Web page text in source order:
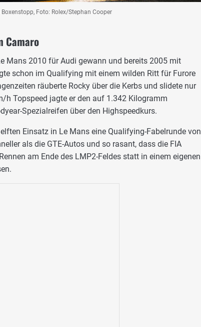
Foto: Rolex/Stephan Cooper
Camaro
Mans 2010 für Audi gewann und bereits 2005 mit
schon im Qualifying mit einem wilden Ritt für Furore
räuberte Rocky über die Kerbs und slidete nur
h Topspeed jagte er den auf 1.342 Kilogramm
Spezialreifen über den Highspeedkurs.
Einsatz in Le Mans eine Qualifying-Fabelrunde von
als die GTE-Autos und so rasant, dass die FIA
am Ende des LMP2-Feldes statt in einem eigenen